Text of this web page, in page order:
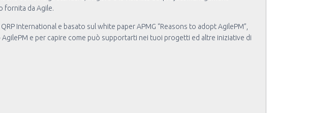
fornita da Agile.
International e basato sul white paper APMG “Reasons to adopt AgilePM”,
e per capire come può supportarti nei tuoi progetti ed altre iniziative di